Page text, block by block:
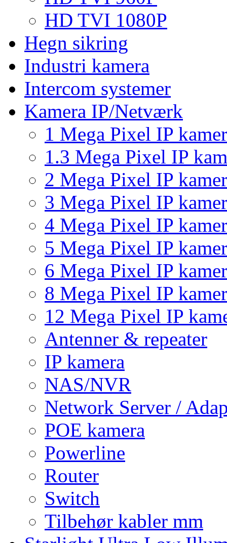
HD TVI 1080P
Hegn sikring
Industri kamera
Intercom systemer
Kamera IP/Netværk
1 Mega Pixel IP
1.3 Mega Pixel IP
2 Mega Pixel IP
3 Mega Pixel IP
4 Mega Pixel IP
5 Mega Pixel IP
6 Mega Pixel IP
8 Mega Pixel IP
12 Mega Pixel IP
Antenner & repeater
IP kamera
NAS/NVR
Network Server /
POE kamera
Powerline
Router
Switch
Tilbehør kabler mm